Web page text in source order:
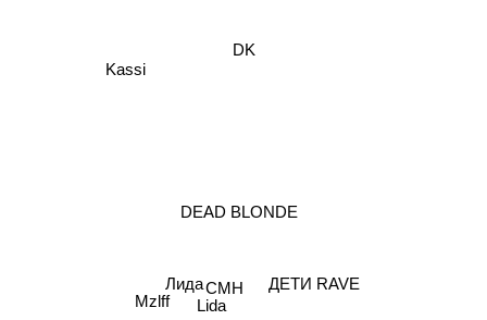
DK
CMH
Lida
DEAD BLONDE
Лида ДЕТИ RAVE
Mzlff